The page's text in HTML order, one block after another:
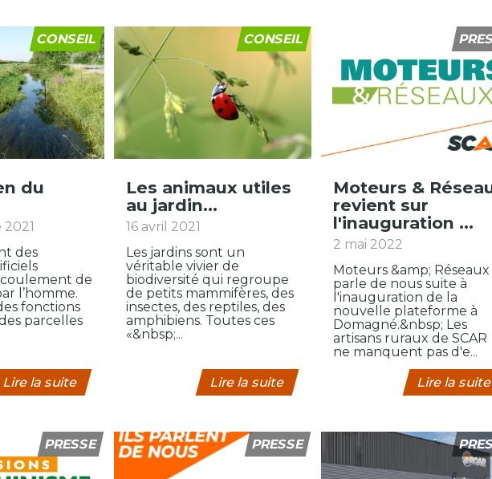
Moteurs & Réseaux
revient sur
l'inauguration ...
2 mai 2022
Moteurs &amp; Réseaux
parle de nous suite à
l'inauguration de la
nouvelle plateforme à
Domagné.&nbsp; Les
artisans ruraux de SCAR
ne manquent pas d'e...
Lire la suite
PRESSE PRESSE
CONSEIL
des
de
l’homme.
fonctions
parcelles
Lire la suite
CONSEIL
Les animaux utiles
au jardin...
16 avril 2021
Les jardins sont un
véritable vivier de
biodiversité qui regroupe
de petits mammifères, des
insectes, des reptiles, des
amphibiens. Toutes ces
«&nbsp;...
Lire la suite